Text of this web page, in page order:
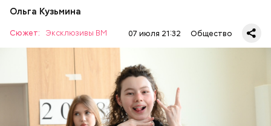
Ольга Кузьмина
Сюжет: Эксклюзивы ВМ 07 июля 21:32 Общество